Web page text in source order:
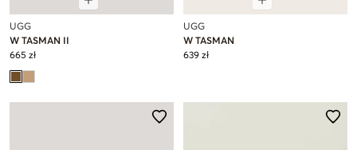
UGG
W TASMAN II
665 zł
UGG
W TASMAN
639 zł